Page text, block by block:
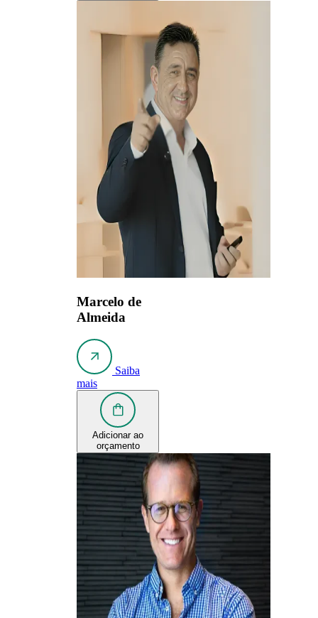
Marcelo de
Almeida
Saiba
mais
Adicionar ao
orçamento